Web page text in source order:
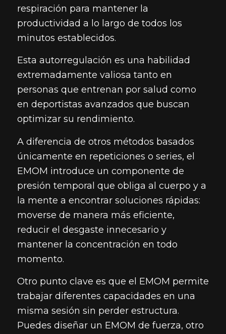
respiración para mantener la
productividad a lo largo de todos los
minutos establecidos.
Esta autorregulación es una habilidad
extremadamente valiosa tanto en
personas que entrenan por salud como
en deportistas avanzados que buscan
optimizar su rendimiento.
A diferencia de otros métodos basados
únicamente en repeticiones o series, el
EMOM introduce un componente de
presión temporal que obliga al cuerpo y a
la mente a encontrar soluciones rápidas:
moverse de manera más eficiente,
reducir el desgaste innecesario y
mantener la concentración en todo
momento.
Otro punto clave es que el EMOM permite
trabajar diferentes capacidades en una
misma sesión sin perder estructura.
Puedes diseñar un EMOM de fuerza, otro